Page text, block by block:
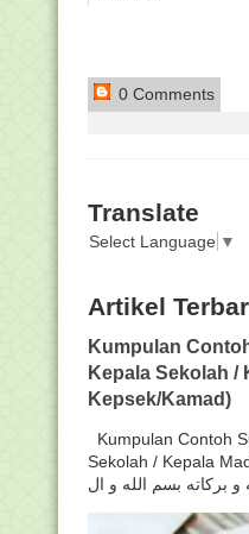
0 Comments
Translate
Select Language ▼
Artikel
Kumpulan
Kepala Sekolah /
Kepsek/Kamad)
Kumpulan Contoh
Sekolah / Kepala